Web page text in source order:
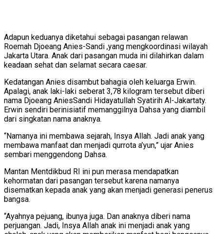
Adapun keduanya diketahui sebagai pasangan relawan
Roemah Djoeang Anies-Sandi ,yang mengkoordinasi wilayah
Jakarta Utara. Anak dari pasangan muda ini dilahirkan dalam
keadaan sehat dan selamat secara caesar.
Kedatangan Anies disambut bahagia oleh keluarga Erwin.
Apalagi, anak laki-laki seberat 3,78 kilogram tersebut diberi
nama Djoeang AniesSandi Hidayatullah Syatirih Al-Jakartaty.
Erwin sendiri berinisiatif memanggilnya Dahsa yang diambil
dari singkatan nama anaknya.
“Namanya ini membawa sejarah, Insya Allah. Jadi anak yang
membawa manfaat dan menjadi qurrota a’yun,” ujar Anies
sembari menggendong Dahsa.
Mantan Mentdikbud RI ini pun merasa mendapatkan
kehormatan dari pasangan tersebut karena namanya
disematkan kepada anak yang akan menjadi generasi penerus
bangsa.
“Ayahnya pejuang, ibunya juga. Dan anaknya diberi nama
perjuangan. Jadi, Insya Allah anak ini menjadi anak yang